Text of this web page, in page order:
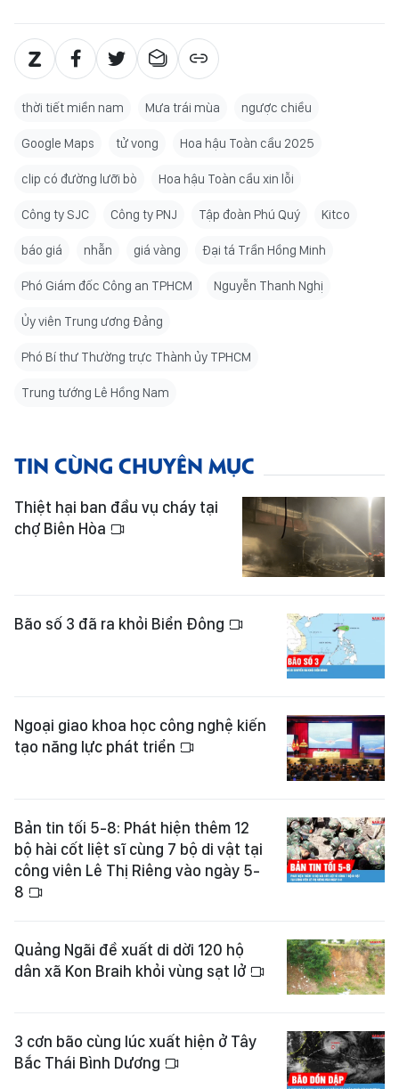
thời tiết miền nam Mưa trái mùa ngược chiều
Google Maps tử vong Hoa hậu Toàn cầu 2025
clip có đường lưỡi bò Hoa hậu Toàn cầu xin lỗi
Công ty SJC Công ty PNJ Tập đoàn Phú Quý Kitco
báo giá nhẫn giá vàng Đại tá Trần Hồng Minh
Phó Giám đốc Công an TPHCM Nguyễn Thanh Nghị
Ủy viên Trung ương Đảng
Phó Bí thư Thường trực Thành ủy TPHCM
Trung tướng Lê Hồng Nam
TIN CÙNG CHUYÊN MỤC
Thiệt hại ban đầu vụ cháy tại
chợ Biên Hòa
Bão số 3 đã ra khỏi Biển Đông
Ngoại giao khoa học công nghệ kiến
tạo năng lực phát triển
Bản tin tối 5-8: Phát hiện thêm 12
bộ hài cốt liệt sĩ cùng 7 bộ di vật tại
công viên Lê Thị Riêng vào ngày 5-
8
Quảng Ngãi đề xuất di dời 120 hộ
dân xã Kon Braih khỏi vùng sạt lở
3 cơn bão cùng lúc xuất hiện ở Tây
Bắc Thái Bình Dương